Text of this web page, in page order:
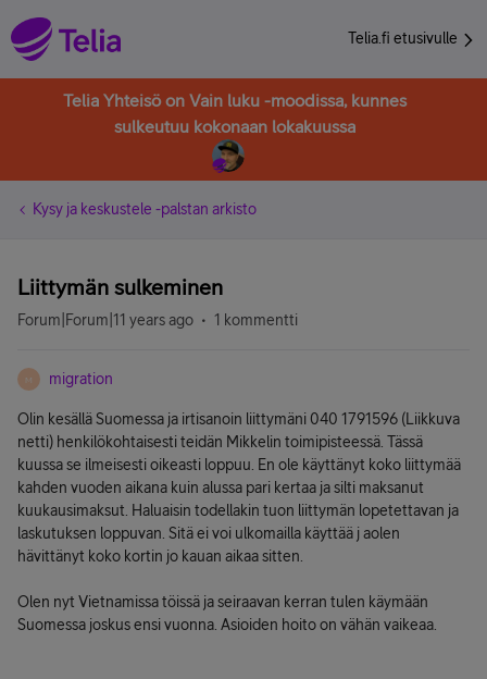
Telia.fi etusivulle
Telia Yhteisö on Vain luku -moodissa, kunnes
sulkeutuu kokonaan lokakuussa
Kysy ja keskustele -palstan arkisto
Liittymän sulkeminen
Forum|Forum|11 years ago 1 kommentti
M migration
Olin kesällä Suomessa ja irtisanoin liittymäni 040 1791596 (Liikkuva
netti) henkilökohtaisesti teidän Mikkelin toimipisteessä. Tässä
kuussa se ilmeisesti oikeasti loppuu. En ole käyttänyt koko liittymää
kahden vuoden aikana kuin alussa pari kertaa ja silti maksanut
kuukausimaksut. Haluaisin todellakin tuon liittymän lopetettavan ja
laskutuksen loppuvan. Sitä ei voi ulkomailla käyttää j aolen
hävittänyt koko kortin jo kauan aikaa sitten.
Olen nyt Vietnamissa töissä ja seiraavan kerran tulen käymään
Suomessa joskus ensi vuonna. Asioiden hoito on vähän vaikeaa.